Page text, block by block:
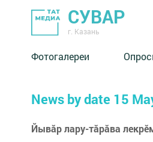
СУВАР
г. Казань
Фотогалереи
News by date 15
Йывăр лару-тăрăва